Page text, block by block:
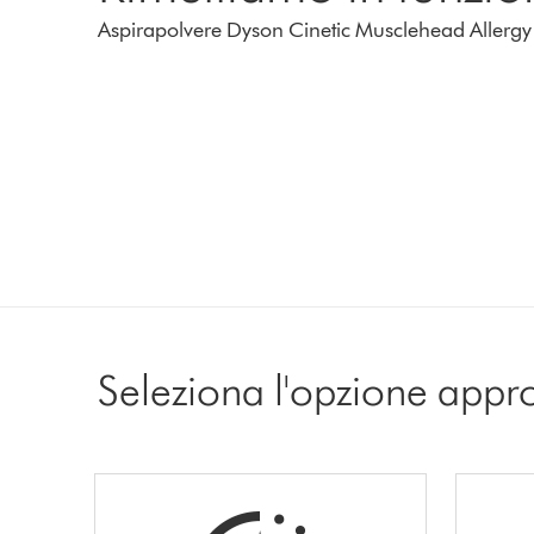
Aspirapolvere Dyson Cinetic Musclehead Allergy
Seleziona l'opzione